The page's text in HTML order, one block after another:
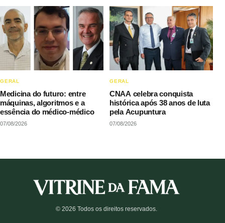
GERAL
Medicina do futuro: entre
máquinas, algoritmos e a
essência do médico-médico
07/08/2026
GERAL
CNAA celebra conquista
histórica após 38 anos de luta
pela Acupuntura
07/08/2026
© 2026 Todos os direitos reservados.